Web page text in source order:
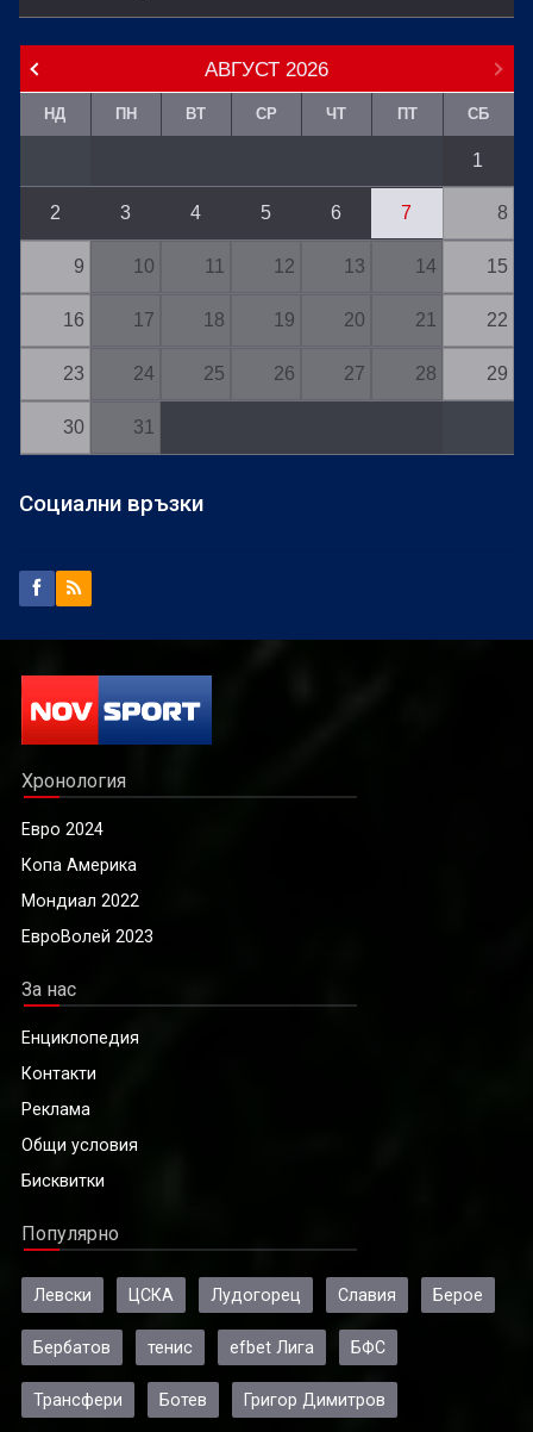
АВГУСТ 2026
НД ПН ВТ СР ЧТ ПТ СБ
1
2 3 4 5 6 7 8
9 10 11 12 13 14 15
16 17 18 19 20 21 22
23 24 25 26 27 28 29
30 31
Социални връзки
Хронология
Евро 2024
Копа Америка
Мондиал 2022
ЕвроВолей 2023
За нас
Енциклопедия
Контакти
Реклама
Общи условия
Бисквитки
Популярно
Левски ЦСКА Лудогорец Славия Берое
Бербатов тенис efbet Лига БФС
Трансфери Ботев Григор Димитров